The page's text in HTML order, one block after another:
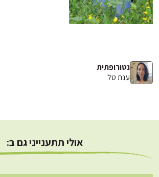
נטורופתית
ענת טל
אולי תתענייני גם ב: